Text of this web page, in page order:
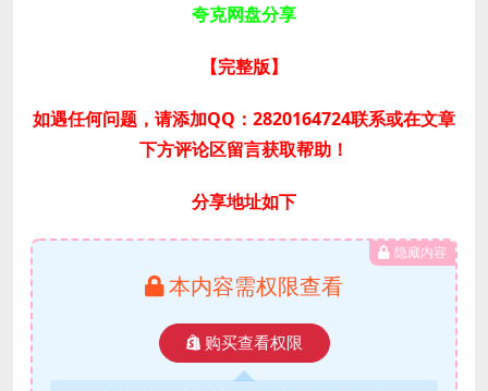
夸克网盘分享
【完整版】
如遇任何问题，请添加QQ：2820164724联系或在文章
下方评论区留言获取帮助！
分享地址如下
隐藏内容
本内容需权限查看
购买查看权限